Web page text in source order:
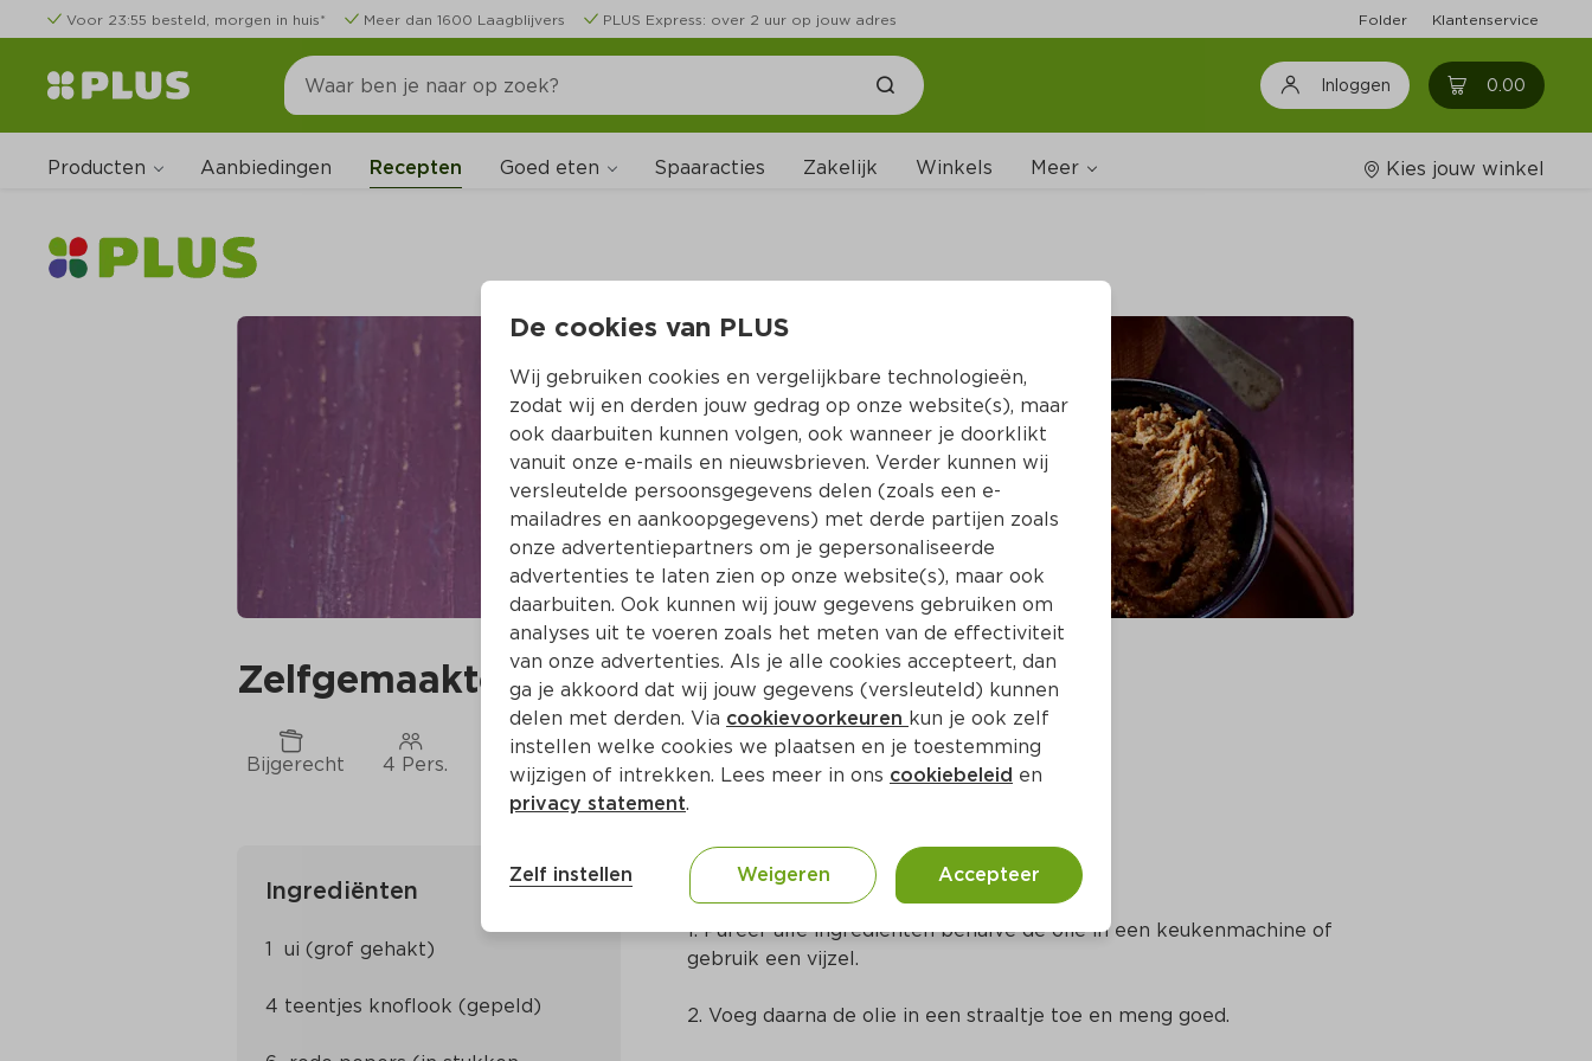
Voor 23:55 besteld, morgen in huis* Meer dan 1600 Laagblijvers PLUS Express: over 2 uur op jouw adres Folder Klantenservice
Inloggen 0.00 0
Producten Aanbiedingen Recepten Goed eten Spaaracties Zakelijk Winkels Meer
Wijnshop
Boodschappenlijstjes
Kies jouw winkel
Zelfgemaakte rode currypasta
Bijgerecht 4 Pers. Ca. 15 Min Thais
Ingrediënten
Bereidingswijze
1. Pureer alle ingrediënten behalve de olie in een keukenmachine of
gebruik een vijzel.
2. Voeg daarna de olie in een straaltje toe en meng goed.
De cookies van PLUS
Wij gebruiken cookies en vergelijkbare technologieën,
zodat wij en derden jouw gedrag op onze website(s), maar
ook daarbuiten kunnen volgen, ook wanneer je doorklikt
vanuit onze e-mails en nieuwsbrieven. Verder kunnen wij
versleutelde persoonsgegevens delen (zoals een e-
mailadres en aankoopgegevens) met derde partijen zoals
onze advertentiepartners om je gepersonaliseerde
advertenties te laten zien op onze website(s), maar ook
daarbuiten. Ook kunnen wij jouw gegevens gebruiken om
analyses uit te voeren zoals het meten van de effectiviteit
van onze advertenties. Als je alle cookies accepteert, dan
ga je akkoord dat wij jouw gegevens (versleuteld) kunnen
delen met derden. Via cookievoorkeuren kun je ook zelf
instellen welke cookies we plaatsen en je toestemming
wijzigen of intrekken. Lees meer in ons cookiebeleid en
privacy statement.
Zelf instellen Weigeren Accepteer